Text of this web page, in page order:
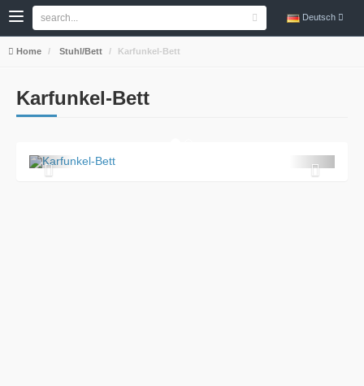
Deutsch
Home Stuhl/Bett Karfunkel-Bett
Karfunkel-Bett